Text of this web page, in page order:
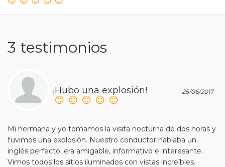
3 testimonios
- 25/06/2017 -
¡Hubo una explosión!
Mi hermana y yo tomamos la visita nocturna de dos horas y
tuvimos una explosión. Nuestro conductor hablaba un
inglés perfecto, era amigable, informativo e interesante.
Vimos todos los sitios iluminados con vistas increíbles.